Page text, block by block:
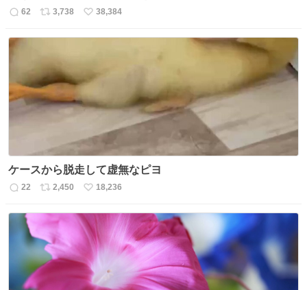
返
数
62
リ
数
3,738
い
38,384
ケースから脱走して虚無なピヨ
返
22
リ
ト
数
2,450
い
ね
数
18,236